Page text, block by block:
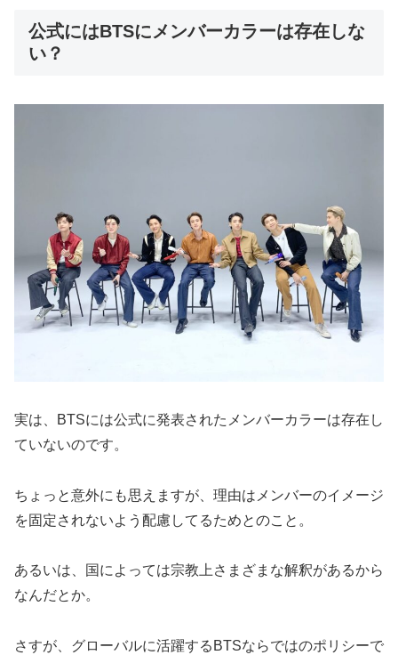
公式にはBTSにメンバーカラーは存在しな
い？
実は、BTSには公式に発表されたメンバーカラーは存在し
ていないのです。
ちょっと意外にも思えますが、理由はメンバーのイメージ
を固定されないよう配慮してるためとのこと。
あるいは、国によっては宗教上さまざまな解釈があるから
なんだとか。
さすが、グローバルに活躍するBTSならではのポリシーで